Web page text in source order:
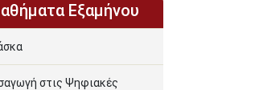
Εξαμήνου
στις Ψηφιακές